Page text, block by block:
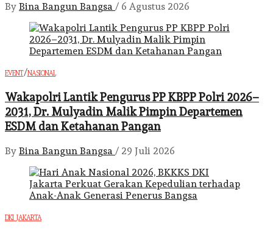
By Bina Bangun Bangsa / 6 Agustus 2026
EVENT/NASIONAL
Wakapolri Lantik Pengurus PP KBPP Polri 2026–
2031, Dr. Mulyadin Malik Pimpin Departemen
ESDM dan Ketahanan Pangan
By Bina Bangun Bangsa / 29 Juli 2026
DKI JAKARTA